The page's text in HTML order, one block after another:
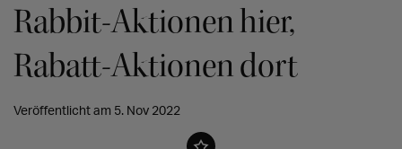
Rabbit-Aktionen hier,
Rabatt-Aktionen dort
Veröffentlicht am 5. Nov 2022